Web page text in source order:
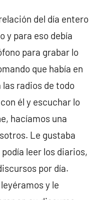
del día entero
y para eso debía
para grabar lo
que había en
radios de todo
él y escuchar lo
hacíamos una
Le gustaba
leer los diarios,
por día.
y le